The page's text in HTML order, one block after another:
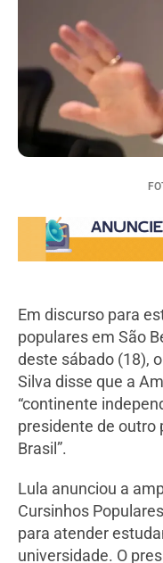
Em discurso para
populares em São
deste sábado (18),
Silva disse que a
“continente
presidente de outro
Brasil”.
Lula anunciou a
Cursinhos
para atender
universidade. O